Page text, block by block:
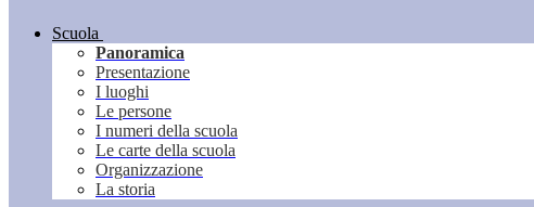
Scuola
Panoramica
Presentazione
I luoghi
Le persone
I numeri della scuola
Le carte della scuola
Organizzazione
La storia